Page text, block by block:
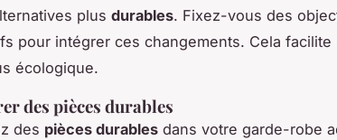
plus durables. Fixez-vous des
pour intégrer ces changements. Cela facilite
écologique.
des pièces durables
des pièces durables dans votre garde-robe